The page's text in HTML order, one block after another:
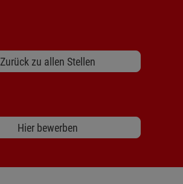
Zurück zu allen Stellen
Hier bewerben